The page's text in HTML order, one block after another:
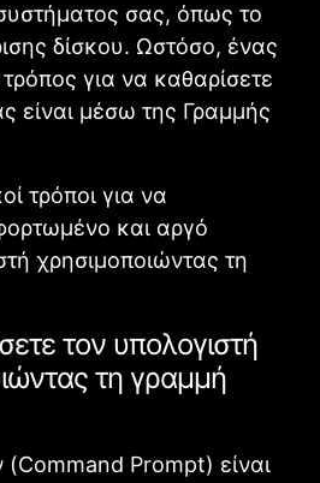
σας, όπως το
δίσκου. Ωστόσο, ένας
για να καθαρίσετε
είναι μέσω της Γραμμής
τρόποι για να
και αργό
χρησιμοποιώντας τη
τον υπολογιστή
τη γραμμή
Prompt) είναι